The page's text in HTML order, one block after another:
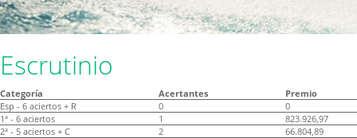
Escrutinio
Categoría Acertantes
Premio
Esp - 6 aciertos + R
0
0
1ª - 6 aciertos
1
823.926,97
2ª - 5 aciertos + C
2
66.804,89